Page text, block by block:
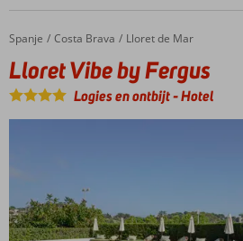
Home
Spanje Costa Brava Lloret de Mar
Lloret Vibe by Fergus
Lloret Vibe by Fergus
Logies en ontbijt-Hotel